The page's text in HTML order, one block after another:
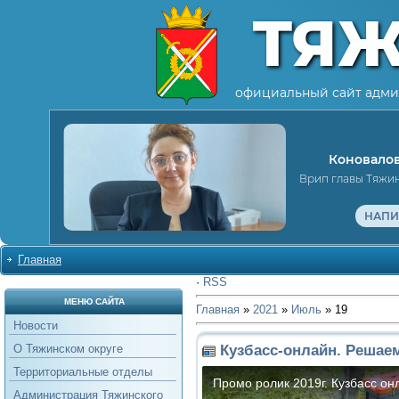
официальный сайт
Врип главы
Главная
МЕНЮ САЙТА
Новости
О Тяжинском округе
Территориальные отделы
Администрация Тяжинского
· RSS
Главная » 2021 » Июль » 19
Кузбасс-онлайн.